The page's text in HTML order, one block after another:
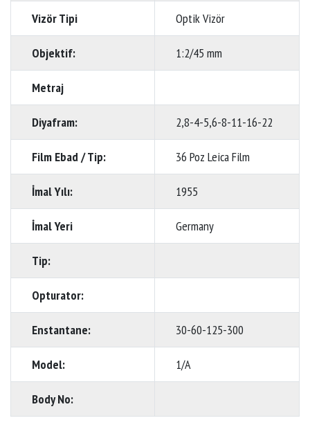
Vizör Tipi Optik Vizör
Objektif: 1:2/45 mm
Metraj
Diyafram: 2,8-4-5,6-8-11-16-22
Film Ebad / Tip: 36 Poz Leica Film
İmal Yılı: 1955
İmal Yeri Germany
Tip:
Opturator:
Enstantane: 30-60-125-300
Model: 1/A
Body No: